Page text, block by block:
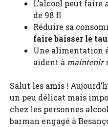
L’alcool peut faire
de 98 fl
Réduire sa
faire baisser le
Une alimentation
aident àmaintenir
Salut les amis !
un peu délicat mais
chez les personnes
barman engagé à